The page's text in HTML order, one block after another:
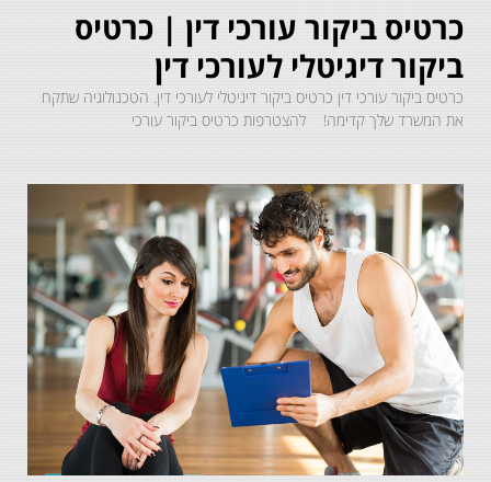
כרטיס ביקור עורכי דין | כרטיס
ביקור דיגיטלי לעורכי דין
כרטיס ביקור עורכי דין כרטיס ביקור דיגיטלי לעורכי דין. הטכנולוגיה שתקח
את המשרד שלך קדימה! להצטרפות כרטיס ביקור עורכי